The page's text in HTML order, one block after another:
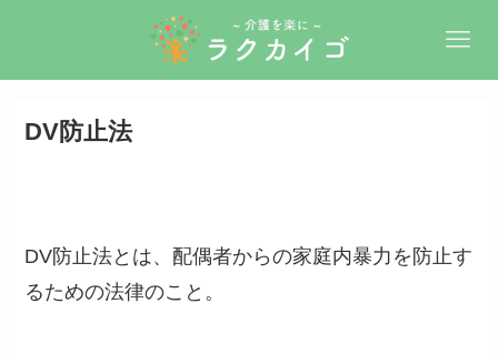
DV防止法
DV防止法とは、配偶者からの家庭内暴力を防止す
るための法律のこと。